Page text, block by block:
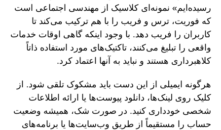
رسیده‌ایم» نمونه‌ای کلاسیک از مهندسی اجتماعی است
که فوریت، ترس و فریب را با هم ترکیب می‌کند تا
کاربران را فریب دهد. با وجود اینکه گاهی اوقات خدمات
واقعی را تبلیغ می‌کنند، تاکتیک‌های مورد استفاده ذاتاً
کلاهبرداری هستند و نباید به آنها اعتماد کرد.
هرگونه ایمیلی از این دست باید مشکوک تلقی شود. از
کلیک روی لینک‌ها، دانلود پیوست‌ها یا ارائه اطلاعات
شخصی خودداری کنید. در صورت شک، همیشه وضعیت
حساب را مستقیماً از طریق وب‌سایت‌ها یا برنامه‌های